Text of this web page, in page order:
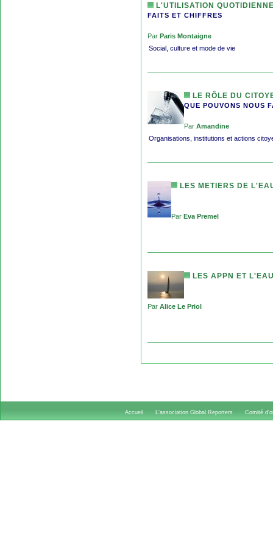
L'UTILISATION
FAITS ET CHIFFRES
Par Paris Montaigne
Social, culture et mode de vie
LE RÔLE DU
QUE POUVONS NOUS
Par Amandine
Organisations, institutions et actions
LES METIERS DE
Par Eva Premel
LES APPN ET
Par Alice Le Priol
Accueil L'association Global Reporters Comité